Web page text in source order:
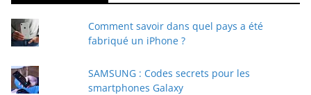
r
e
e
-
Comment savoir dans quel pays a été
fabriqué un iPhone ?
SAMSUNG : Codes secrets pour les
smartphones Galaxy